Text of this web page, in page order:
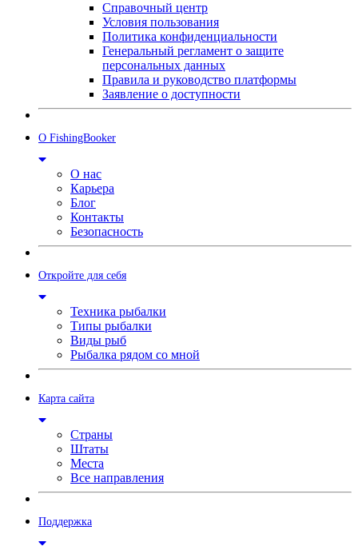
Справочный центр
Условия пользования
Политика конфиденциальности
Генеральный регламент о защите
персональных данных
Правила и руководство платформы
Заявление о доступности
О FishingBooker
О нас
Карьера
Блог
Контакты
Безопасность
Откройте для себя
Техника рыбалки
Типы рыбалки
Виды рыб
Рыбалка рядом со мной
Карта сайта
Страны
Штаты
Места
Все направления
Поддержка